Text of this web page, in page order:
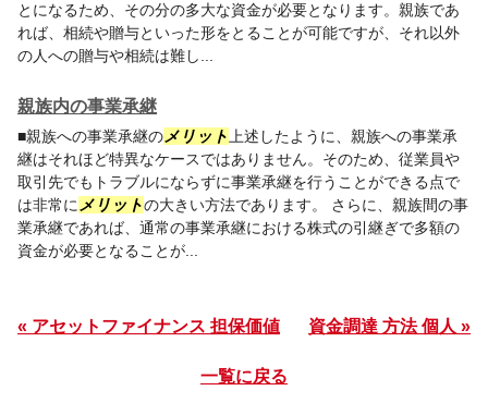
とになるため、その分の多大な資金が必要となります。親族であ
れば、相続や贈与といった形をとることが可能ですが、それ以外
の人への贈与や相続は難し...
親族内の事業承継
■親族への事業承継のメリット 上述したように、親族への事業承
継はそれほど特異なケースではありません。そのため、従業員や
取引先でもトラブルにならずに事業承継を行うことができる点で
は非常に メリットの大きい方法であります。 さらに、親族間の事
業承継であれば、通常の事業承継における株式の引継ぎで多額の
資金が必要となることが...
« アセットファイナンス 担保価値 資金調達 方法 個人 »
一覧に戻る